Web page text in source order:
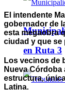
en Ruta 3
El intendente
gobernador de
esta megaobra
ciudad y que se
Los vecinos de
Nueva
estructura,
Latina.